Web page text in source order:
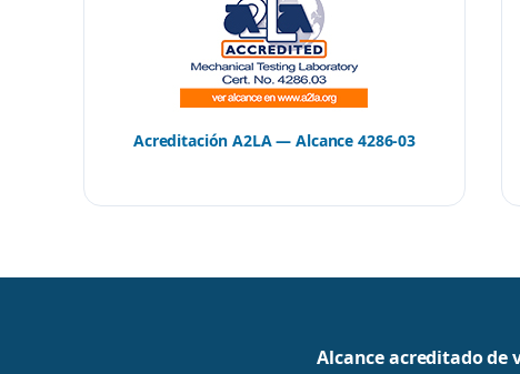
Acreditación A2LA — Alcance 4286-03
Alcance acreditado de